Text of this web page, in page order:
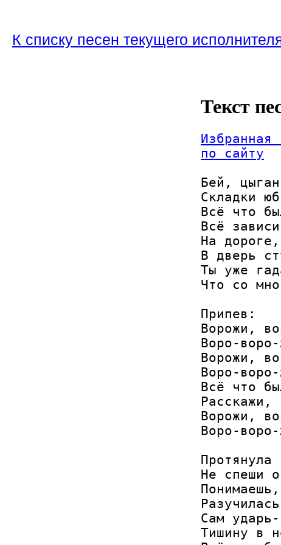
К списку песен текущего
Текст
Избранная
по сайту
Бей,
Складки
Всё что
Всё
На
В дверь
Ты уже
Что со
Припев:
Ворожи,
Воро-
Ворожи,
Воро-
Всё что
Расскажи,
Ворожи,
Воро-
Не спеши
Сам
Тишину в